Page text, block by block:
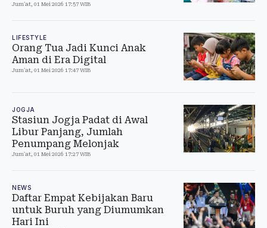
Jum'at, 01 Mei 2026 17:57 WIB
LIFESTYLE
Orang Tua Jadi Kunci Anak
Aman di Era Digital
Jum'at, 01 Mei 2026 17:47 WIB
JOGJA
Stasiun Jogja Padat di Awal
Libur Panjang, Jumlah
Penumpang Melonjak
Jum'at, 01 Mei 2026 17:27 WIB
NEWS
Daftar Empat Kebijakan Baru
untuk Buruh yang Diumumkan
Hari Ini